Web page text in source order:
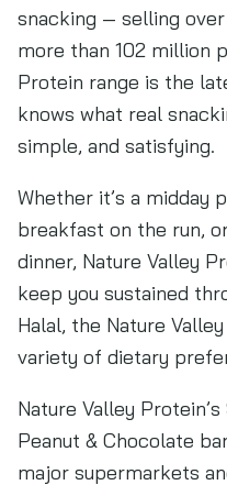
snacking — selling
more than 102 million
Protein range is the
knows what real
simple, and satisfying.
Whether it’s a midday
breakfast on the run,
dinner, Nature Valley
keep you sustained
Halal, the Nature
variety of dietary
Nature Valley
Peanut & Chocolate
major supermarkets